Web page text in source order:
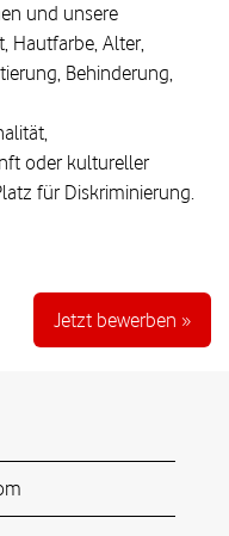
und unsere
Hautfarbe, Alter,
Behinderung,
oder kultureller
für Diskriminierung.
Jetzt bewerben »